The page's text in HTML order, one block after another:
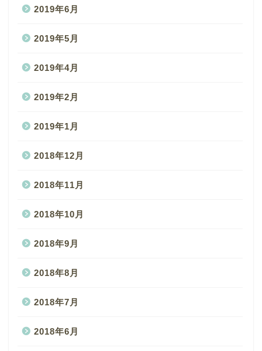
2019年6月
2019年5月
2019年4月
2019年2月
2019年1月
2018年12月
2018年11月
2018年10月
2018年9月
2018年8月
2018年7月
2018年6月